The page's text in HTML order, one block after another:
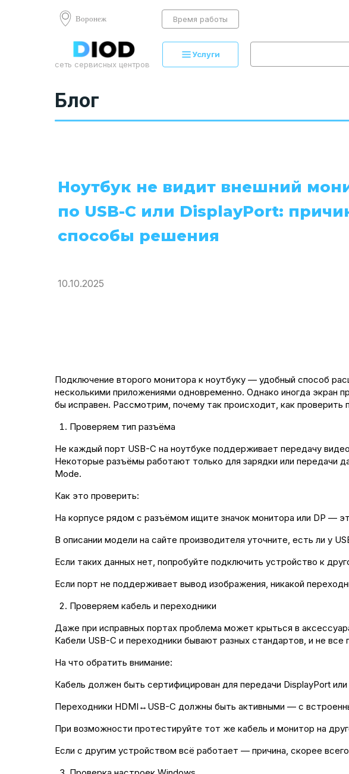
Воронеж Время работы
сеть сервисных центров
Услуги
Блог
Ноутбук не видит внешний
по USB-C или DisplayPort:
способы решения
10.10.2025
Подключение второго монитора к ноутбуку — удобный способ
несколькими приложениями одновременно. Однако иногда экран
бы исправен. Рассмотрим, почему так происходит, как проверить
Проверяем тип разъёма
Не каждый порт USB-C на ноутбуке поддерживает передачу
Некоторые разъёмы работают только для зарядки или передачи
Mode.
Как это проверить:
На корпусе рядом с разъёмом ищите значок монитора или DP —
В описании модели на сайте производителя уточните, есть ли у
Если таких данных нет, попробуйте подключить устройство к
Если порт не поддерживает вывод изображения, никакой
Проверяем кабель и переходники
Даже при исправных портах проблема может крыться в
Кабели USB-C и переходники бывают разных стандартов, и не
На что обратить внимание:
Кабель должен быть сертифицирован для передачи DisplayPort
Переходники HDMI↔USB-C должны быть активными — с
При возможности протестируйте тот же кабель и монитор на
Если с другим устройством всё работает — причина, скорее